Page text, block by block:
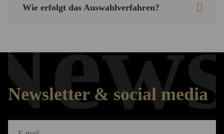
Wie erfolgt das Auswahlverfahren?
Newsletter & social media